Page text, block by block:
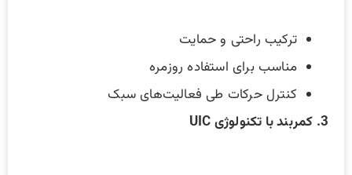
ترکیب راحتی و حمایت
مناسب برای استفاده روزمره
کنترل حرکات طی فعالیت‌های سبک
3. کمربند با تکنولوژی UIC